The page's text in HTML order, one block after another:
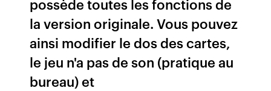
possède toutes les fonctions de
la version originale. Vous pouvez
ainsi modifier le dos des cartes,
le jeu n'a pas de son (pratique au
bureau) et